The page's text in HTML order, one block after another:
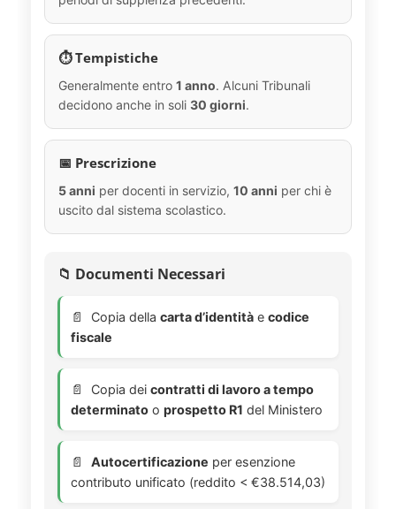
⏱️ Tempistiche
Generalmente entro 1 anno. Alcuni Tribunali
decidono anche in soli 30 giorni.
📅 Prescrizione
5 anni per docenti in servizio, 10 anni per chi è
uscito dal sistema scolastico.
📁 Documenti Necessari
Copia della carta d’identità e codice
fiscale
Copia dei contratti di lavoro a tempo
determinato o prospetto R1 del Ministero
Autocertificazione per esenzione
contributo unificato (reddito < €38.514,03)